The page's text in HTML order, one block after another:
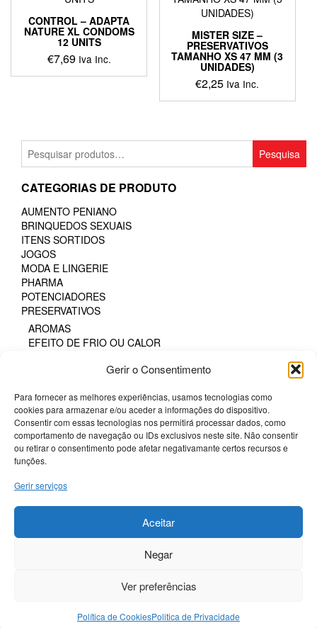
Gerir o Consentimento
Para fornecer as melhores experiências, usamos tecnologias como
cookies para armazenar e/ou aceder a informações do dispositivo.
Consentir com essas tecnologias nos permitirá processar dados, como
comportamento de navegação ou IDs exclusivos neste site. Não consentir
ou retirar o consentimento pode afetar negativamante certos recursos e
funções.
Gerir serviços
Aceitar
Negar
Ver preferências
Política de CookiesPolitica de Privacidade
CONTROL – ADAPTA
NATURE XL CONDOMS
12 UNITS
€7,69 Iva Inc.
MISTER SIZE –
PRESERVATIVOS
TAMANHO XS 47 MM (3
UNIDADES)
€2,25 Iva Inc.
Pesquisar
por:
Pesquisa
CATEGORIAS DE PRODUTO
AUMENTO PENIANO
BRINQUEDOS SEXUAIS
ITENS SORTIDOS
JOGOS
MODA E LINGERIE
PHARMA
POTENCIADORES
PRESERVATIVOS
AROMAS
EFEITO DE FRIO OU CALOR
PROTEÇÃO SEXUAL ORAL
SEM LÁTEX
TODOS OS TAMANHOS
TODOS OS TAMANHOS DE CAIXA
SM & BONDAGE
Termos e Condições
© POTENCIADOR 2021-